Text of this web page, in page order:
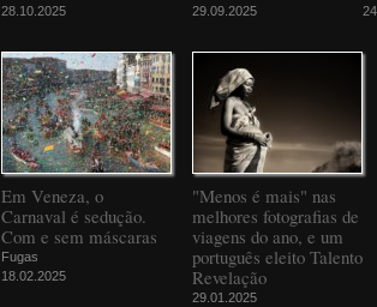
28.10.2025
29.09.2025
Em Veneza, o
Carnaval é sedução.
Com e sem máscaras
Fugas
18.02.2025
"Menos é mais" nas
melhores fotografias de
viagens do ano, e um
português eleito Talento
Revelação
29.01.2025